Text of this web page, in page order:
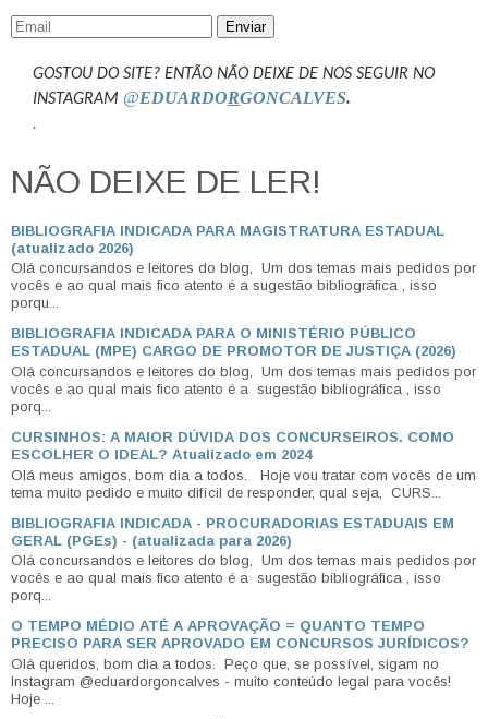
Enviar
GOSTOU DO SITE? ENTÃO NÃO DEIXE DE NOS SEGUIR NO
INSTAGRAM @EDUARDORGONCALVES.
.
NÃO DEIXE DE LER!
BIBLIOGRAFIA INDICADA PARA MAGISTRATURA ESTADUAL
(atualizado 2026)
Olá concursandos e leitores do blog, Um dos temas mais pedidos por
vocês e ao qual mais fico atento é a sugestão bibliográfica , isso
porqu...
BIBLIOGRAFIA INDICADA PARA O MINISTÉRIO PÚBLICO
ESTADUAL (MPE) CARGO DE PROMOTOR DE JUSTIÇA (2026)
Olá concursandos e leitores do blog, Um dos temas mais pedidos por
vocês e ao qual mais fico atento é a sugestão bibliográfica , isso
porq...
CURSINHOS: A MAIOR DÚVIDA DOS CONCURSEIROS. COMO
ESCOLHER O IDEAL? Atualizado em 2024
Olá meus amigos, bom dia a todos. Hoje vou tratar com vocês de um
tema muito pedido e muito difícil de responder, qual seja, CURS...
BIBLIOGRAFIA INDICADA - PROCURADORIAS ESTADUAIS EM
GERAL (PGEs) - (atualizada para 2026)
Olá concursandos e leitores do blog, Um dos temas mais pedidos por
vocês e ao qual mais fico atento é a sugestão bibliográfica , isso
porq...
O TEMPO MÉDIO ATÉ A APROVAÇÃO = QUANTO TEMPO
PRECISO PARA SER APROVADO EM CONCURSOS JURÍDICOS?
Olá queridos, bom dia a todos. Peço que, se possível, sigam no
Instagram @eduardorgoncalves - muito conteúdo legal para vocês!
Hoje ...